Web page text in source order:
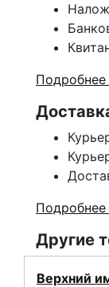
Подробнее
Подробнее
Другие
Верхний